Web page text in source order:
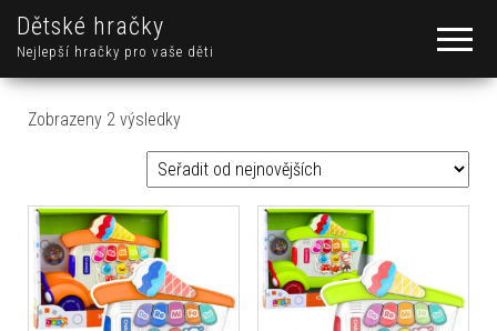
Dětské hračky
Nejlepší hračky pro vaše děti
Zobrazeny 2 výsledkySeřazeno od nejnovějších